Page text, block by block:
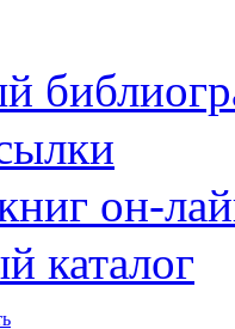
он-
каталог